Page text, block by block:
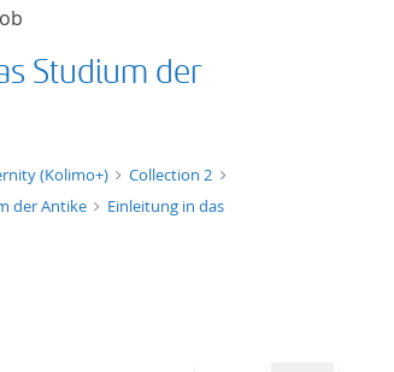
Studium der
(Kolimo+)
Collection 2
der Antike
Einleitung in das